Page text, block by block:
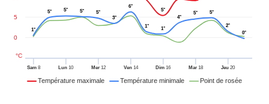
en
:
Température maximale Température minimale Point de rosée
Sam8 Lun 10 Mer12 Ven14 Dim 16 Mar18 Jeu 20
0
5
°C
5°
1°
5° 5° 5°
5°
3°
6°
1° 1°
4°
5° 5°
2°
0°